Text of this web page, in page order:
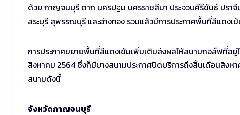
ด้วย กาญจนบุรี ตาก นครปฐม นครราชสีมา ประจวบคีรีขันธ์ ปรา
สระบุรี สุพรรณบุรี และอ่างทอง รวมแล้วมีการประกาศพื้นที่สีแดง
การประกาศขยายพื้นที่สีแดงเข้มเพิ่มเติมส่งผลให้สนามกอล์ฟที่อยู่
สิงหาคม 2564 ซึ่งก็มีบางสนามประกาศปิดบริการถึงสิ้นเดือนสิง
สนามดังนี้
จังหวัดกาญจนบุรี